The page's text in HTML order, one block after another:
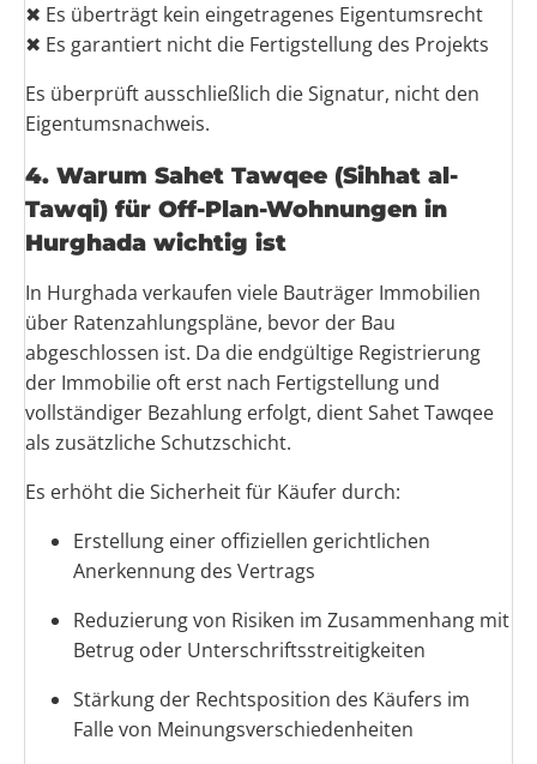
✖ Es überträgt kein eingetragenes Eigentumsrecht
✖ Es garantiert nicht die Fertigstellung des Projekts
Es überprüft ausschließlich die Signatur, nicht den
Eigentumsnachweis.
4. Warum Sahet Tawqee (Sihhat al-
Tawqi) für Off-Plan-Wohnungen in
Hurghada wichtig ist
In Hurghada verkaufen viele Bauträger Immobilien
über Ratenzahlungspläne, bevor der Bau
abgeschlossen ist. Da die endgültige Registrierung
der Immobilie oft erst nach Fertigstellung und
vollständiger Bezahlung erfolgt, dient Sahet Tawqee
als zusätzliche Schutzschicht.
Es erhöht die Sicherheit für Käufer durch:
Erstellung einer offiziellen gerichtlichen
Anerkennung des Vertrags
Reduzierung von Risiken im Zusammenhang mit
Betrug oder Unterschriftsstreitigkeiten
Stärkung der Rechtsposition des Käufers im
Falle von Meinungsverschiedenheiten